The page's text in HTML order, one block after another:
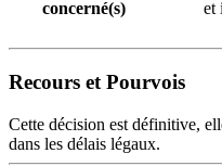
concerné(s)
et
Recours et Pourvois
Cette décision est définitive,
dans les délais légaux.